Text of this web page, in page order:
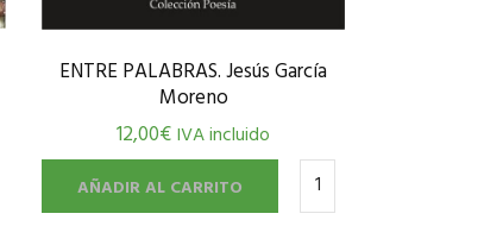
ENTRE PALABRAS. Jesús García
Moreno
12,00€IVA incluido
AÑADIR AL CARRITO